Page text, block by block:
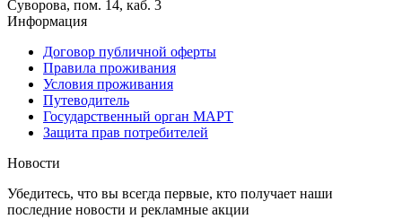
Суворова, пом. 14, каб. 3
Информация
Договор публичной оферты
Правила проживания
Условия проживания
Путеводитель
Государственный орган МАРТ
Защита прав потребителей
Новости
Убедитесь, что вы всегда первые, кто получает наши
последние новости и рекламные акции